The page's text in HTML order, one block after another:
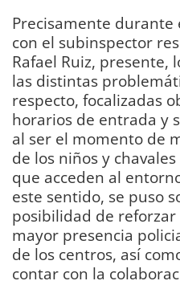
Precisamente
con el subinspector
Rafael Ruiz, presente,
las distintas
respecto, focalizadas
horarios de entrada y
al ser el momento de
de los niños y
que acceden al
este sentido, se puso
posibilidad de reforzar
mayor presencia
de los centros, así
contar con la